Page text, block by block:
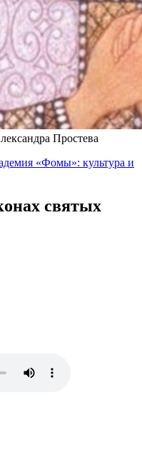
Простева
«Фомы»: культура и
святых